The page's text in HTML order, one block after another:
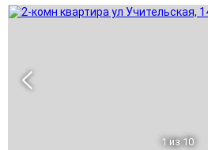
1 из 10